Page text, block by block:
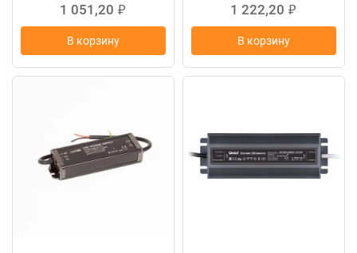
1 051,20 ₽
В корзину
1 222,20 ₽
В корзину